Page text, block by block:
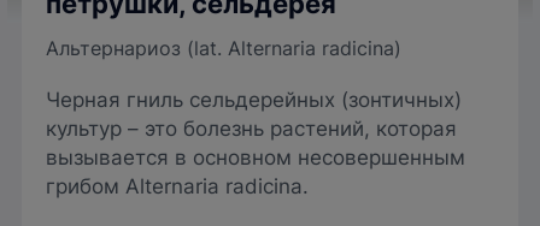
Альтернариоз (lat. Alternaria radicina)
Черная гниль сельдерейных (зонтичных)
культур – это болезнь растений, которая
вызывается в основном несовершенным
грибом Alternaria radicina.